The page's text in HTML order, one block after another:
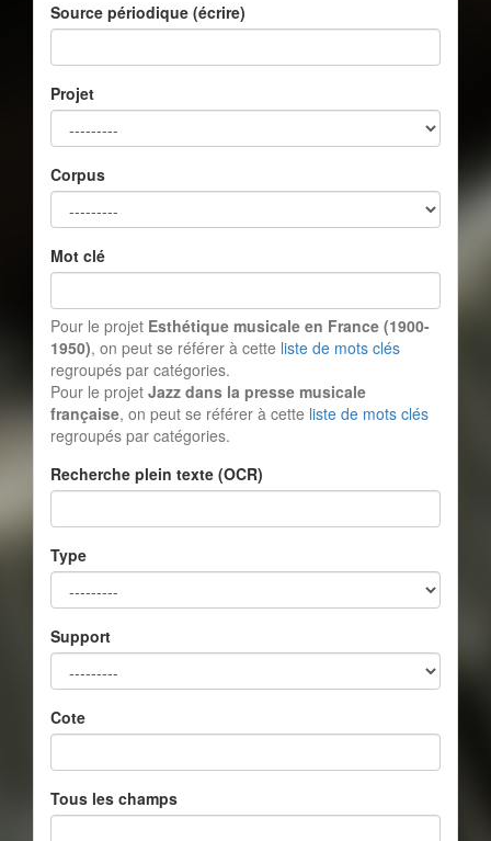
Source périodique (écrire)
Projet
Corpus
Mot clé
Pour le projet Esthétique musicale en France (1900-
1950), on peut se référer à cette liste de mots clés
regroupés par catégories.
Pour le projet Jazz dans la presse musicale
française, on peut se référer à cette liste de mots clés
regroupés par catégories.
Recherche plein texte (OCR)
Type
Support
Cote
Tous les champs